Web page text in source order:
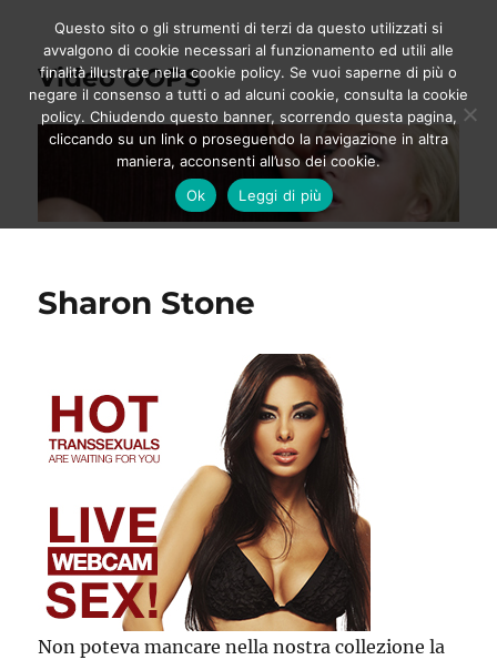
Video OOPS
Sharon Stone
Non poteva mancare nella nostra collezione la
Questo sito o gli strumenti di terzi da questo utilizzati si
avvalgono di cookie necessari al funzionamento ed utili alle
finalità illustrate nella cookie policy. Se vuoi saperne di più o
negare il consenso a tutti o ad alcuni cookie, consulta la cookie
policy. Chiudendo questo banner, scorrendo questa pagina,
cliccando su un link o proseguendo la navigazione in altra
maniera, acconsenti all’uso dei cookie.
Ok
Leggi di più